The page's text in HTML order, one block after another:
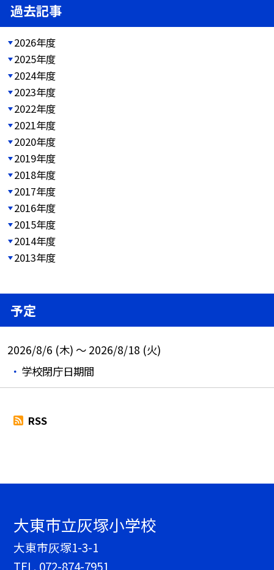
過去記事
2026年度
2025年度
2024年度
2023年度
2022年度
2021年度
2020年度
2019年度
2018年度
2017年度
2016年度
2015年度
2014年度
2013年度
予定
2026/8/6 (木) ～ 2026/8/18 (火)
学校閉庁日期間
RSS
大東市立灰塚小学校
大東市灰塚1-3-1
TEL. 072-874-7951